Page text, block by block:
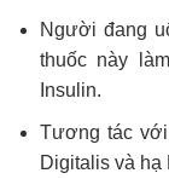
Người đang
thuốc này
Insulin.
Tương tác với
Digitalis và hạ